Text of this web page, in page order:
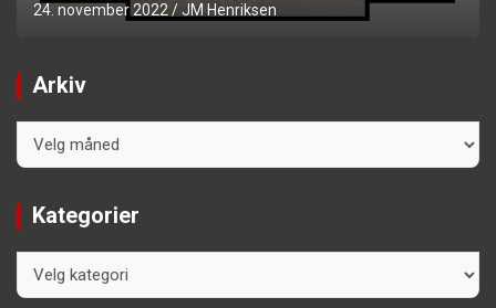
24. november 2022 JM Henriksen
Arkiv
Kategorier